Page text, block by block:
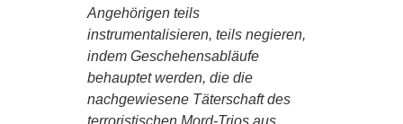
Angehörigen teils
instrumentalisieren, teils negieren,
indem Geschehensabläufe
behauptet werden, die die
nachgewiesene Täterschaft des
terroristischen Mord-Trios aus